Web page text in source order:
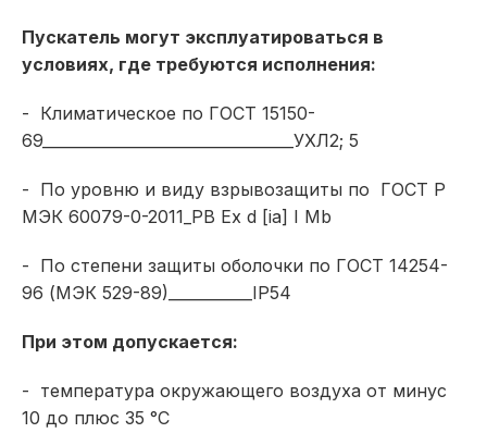
Пускатель могут эксплуатироваться в
условиях, где требуются исполнения:
- Климатическое по ГОСТ 15150-
69_________________________________УХЛ2; 5
- По уровню и виду взрывозащиты по ГОСТ Р
МЭК 60079-0-2011_РВ Ex d [ia] I Mb
- По степени защиты оболочки по ГОСТ 14254-
96 (МЭК 529-89)___________IP54
При этом допускается:
- температура окружающего воздуха от минус
10 до плюс 35 °С